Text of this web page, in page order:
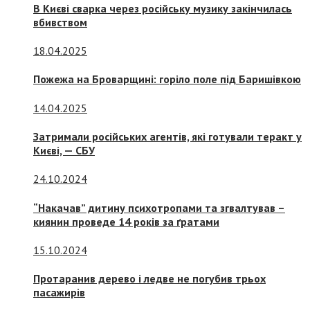
В Києві сварка через російську музику закінчилась
вбивством
18.04.2025
Пожежа на Броварщині: горіло поле під Баришівкою
14.04.2025
Затримали російських агентів, які готували теракт у
Києві, — СБУ
24.10.2024
“Накачав” дитину психотропами та згвалтував –
киянин проведе 14 років за ґратами
15.10.2024
Протаранив дерево і ледве не погубив трьох
пасажирів